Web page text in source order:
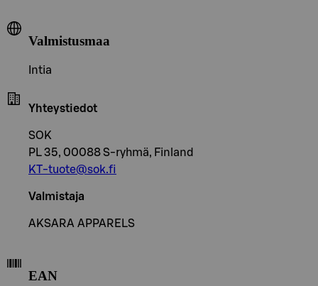
Valmistusmaa
Intia
Yhteystiedot
SOK
PL 35, 00088 S-ryhmä, Finland
KT-tuote@sok.fi
Valmistaja
AKSARA APPARELS
EAN